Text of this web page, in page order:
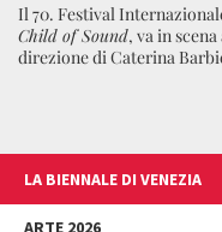
Il 70. Festival
Child of Sound, va in
direzione di Caterina
LA BIENNALE DI VENEZIA
L'Istituzione
ARTE 2026